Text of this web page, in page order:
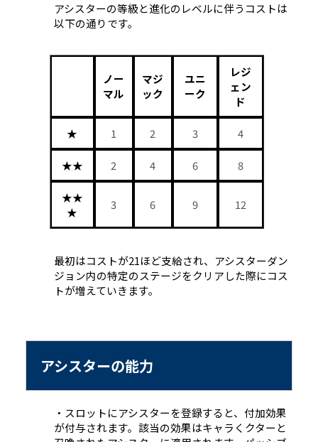
アシスターの等級と進化のレベルに伴うコストは
以下の通りです。
ノー
マル
マジ
ック
ユニ
ーク
レジ
ェン
ド
★ 1 2 3 4
★★ 2 4 6 8
★★
★
3 6 9 12
最初はコストが21ほど支給され、アシスターダン
ジョン内の特定のステージをクリアした際にコス
トが増えていきます。
アシスターの能力
・スロットにアシスターを登録すると、付加効果
が付与されます。該当の効果はキャラくクターと